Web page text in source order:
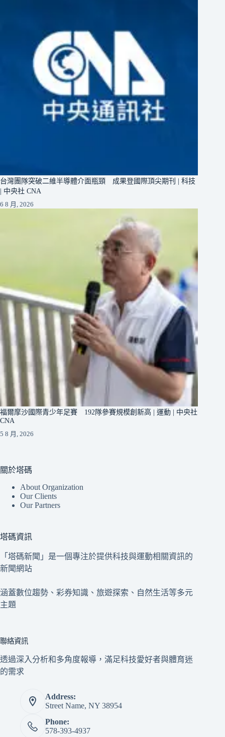
台灣團隊突破二維半導體介面瓶頸 成果登國際頂尖期刊 | 科技
| 中央社 CNA
6 8 月, 2026
福爾摩沙國際青少年足賽 192隊參賽規模創新高 | 運動 | 中央社
CNA
5 8 月, 2026
關於塔碼
About Organization
Our Clients
Our Partners
塔碼資訊
「塔碼新聞」是一個專注於提供科技與運動相關資訊的
新聞網站
涵蓋數位趨勢、彩券知識、旅遊探索、自然生活等多元
主題
聯絡資訊
透過深入分析和多角度報導，滿足科技愛好者與體育迷
的需求
Address:
Street Name, NY 38954
Phone:
578-393-4937